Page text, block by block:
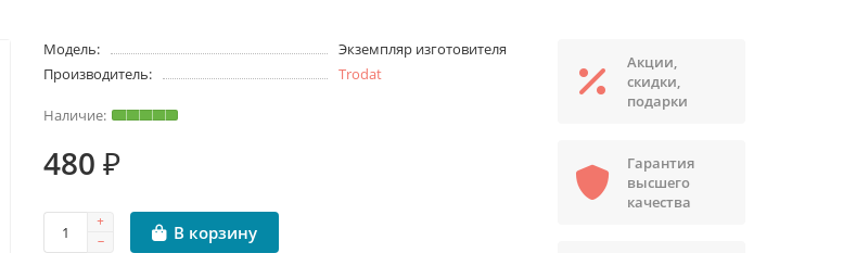
Модель:
Экземпляр изготовителя
Производитель:
Trodat
480 ₽
В корзину
Акции,
скидки,
подарки
Гарантия
высшего
качества